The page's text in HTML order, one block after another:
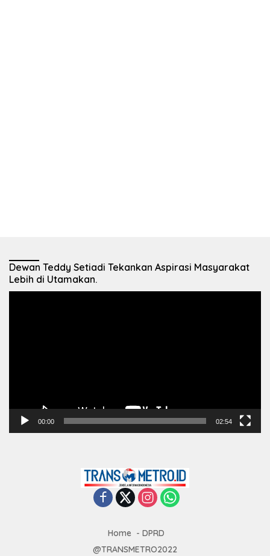
Dewan Teddy Setiadi Tekankan Aspirasi Masyarakat
Lebih di Utamakan.
00:00 02:54
Home
DPRD
@TRANSMETRO2022